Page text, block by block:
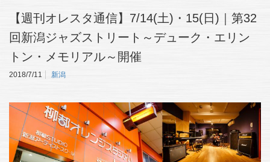
【週刊オレスタ通信】7/14(土)・15(日)｜第32
回新潟ジャズストリート～デューク・エリン
トン・メモリアル～開催
2018/7/11 新潟